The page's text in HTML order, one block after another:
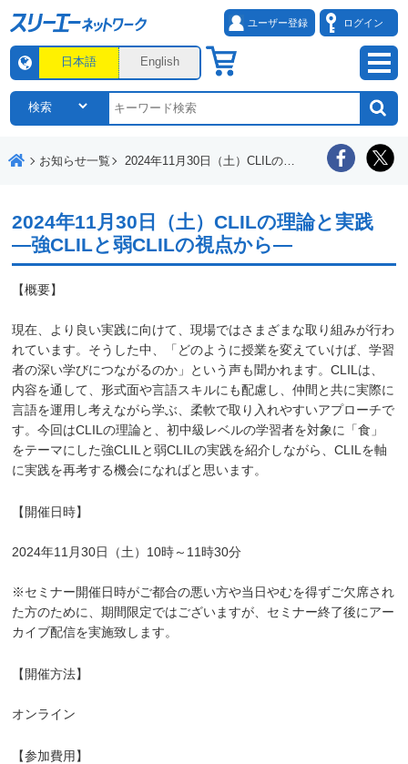
ユーザー登録 ログイン
日本語 English
お知らせ一覧 2024年11月30日（土）CLILの理論と実践 ―強CLILと弱CLILの視点から―
2024年11月30日（土）CLILの理論と実践
―強CLILと弱CLILの視点から―
【概要】
現在、より良い実践に向けて、現場ではさまざまな取り組みが行わ
れています。そうした中、「どのように授業を変えていけば、学習
者の深い学びにつながるのか」という声も聞かれます。CLILは、
内容を通して、形式面や言語スキルにも配慮し、仲間と共に実際に
言語を運用し考えながら学ぶ、柔軟で取り入れやすいアプローチで
す。今回はCLILの理論と、初中級レベルの学習者を対象に「食」
をテーマにした強CLILと弱CLILの実践を紹介しながら、CLILを軸
に実践を再考する機会になればと思います。
【開催日時】
2024年11月30日（土）10時～11時30分
※セミナー開催日時がご都合の悪い方や当日やむを得ずご欠席され
た方のために、期間限定ではございますが、セミナー終了後にアー
カイブ配信を実施致します。
【開催方法】
オンライン
【参加費用】